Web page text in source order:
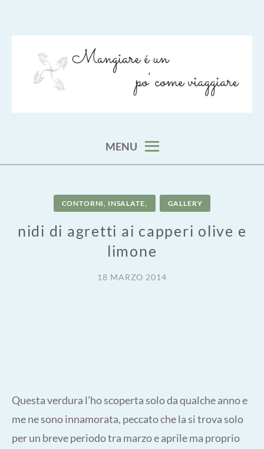
MENU
CONTORNI, INSALATE, GALLERY
nidi di agretti ai capperi olive e
limone
18 MARZO 2014
Questa verdura l’ho scoperta solo da qualche anno e
me ne sono innamorata, peccato che la si trova solo
per un breve periodo tra marzo e aprile ma proprio